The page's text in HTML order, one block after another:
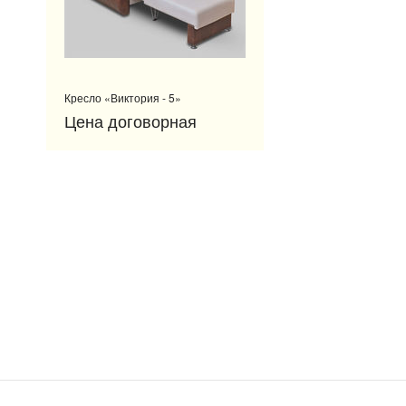
Кресло «Виктория - 5»
Цена договорная